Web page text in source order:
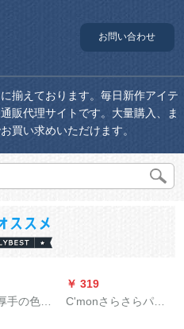
お問い合わせ
揃えております。毎日新作アイテ
販代理サイトです。大量購入、ま
買い求めいただけます。
手の色の
￥ 319
C'monさらさらパラ